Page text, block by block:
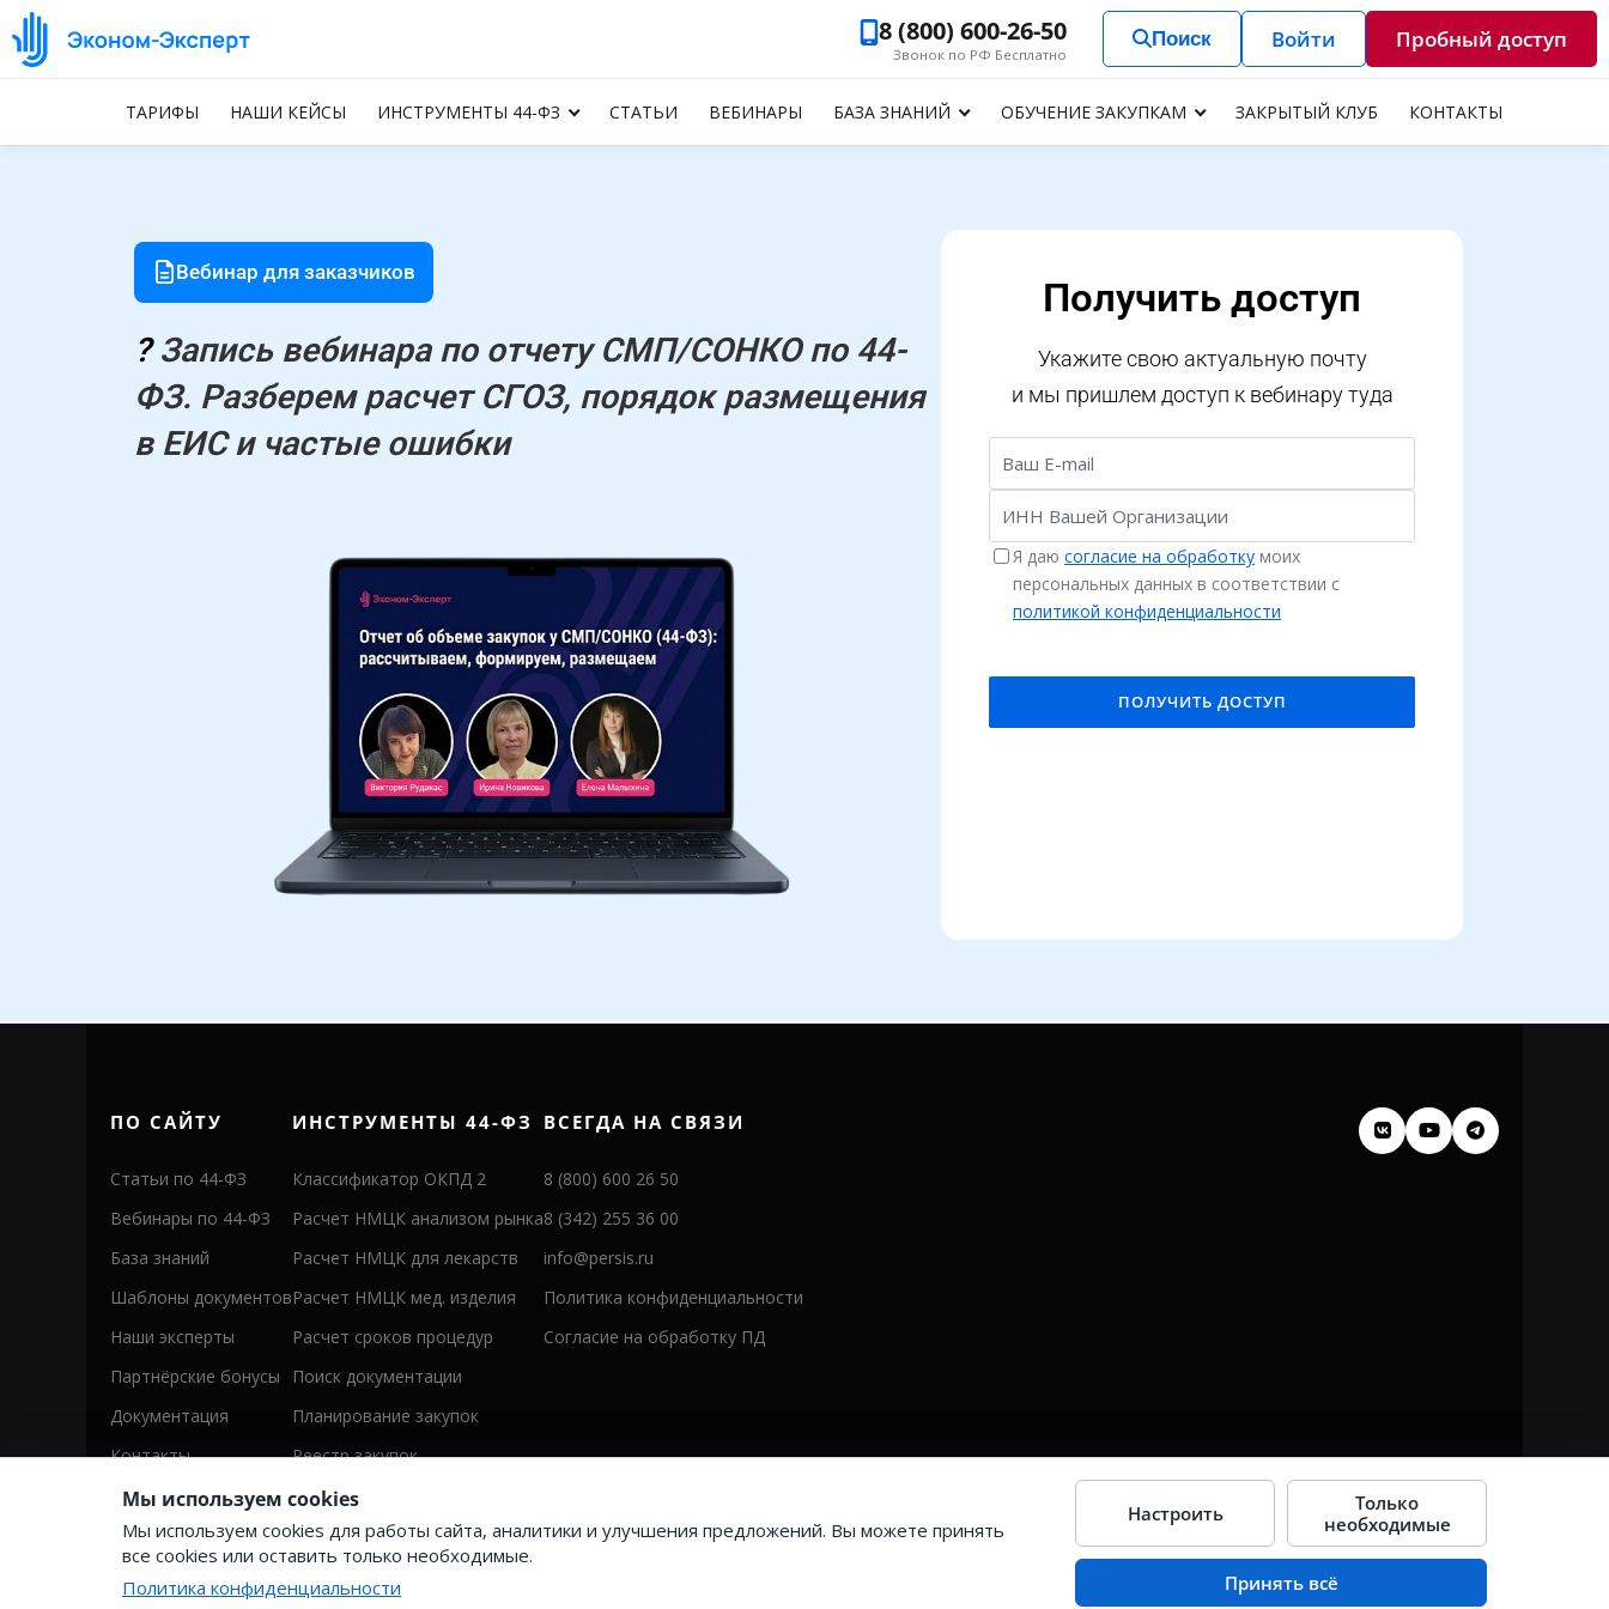
8 (800) 600-26-50
Звонок по РФ Бесплатно
Поиск Войти Пробный доступ
ТАРИФЫ НАШИ КЕЙСЫ ИНСТРУМЕНТЫ 44-ФЗ СТАТЬИ ВЕБИНАРЫ БАЗА ЗНАНИЙ ОБУЧЕНИЕ ЗАКУПКАМ ЗАКРЫТЫЙ КЛУБ КОНТАКТЫ
Вебинар для заказчиков
?Запись вебинара по отчету СМП/СОНКО по 44-
ФЗ. Разберем расчет СГОЗ, порядок размещения
в ЕИС и частые ошибки
Получить доступ
Укажите свою актуальную почту
и мы пришлем доступ к вебинару туда
Я даю согласие на обработку моих
персональных данных в соответствии с
политикой конфиденциальности
ПО САЙТУ
Статьи по 44-ФЗ
Вебинары по 44-ФЗ
База знаний
Шаблоны документов
Наши эксперты
Партнёрские бонусы
Документация
Контакты
ИНСТРУМЕНТЫ 44-ФЗ
Классификатор ОКПД 2
Расчет НМЦК анализом рынка
Расчет НМЦК для лекарств
Расчет НМЦК мед. изделия
Расчет сроков процедур
Поиск документации
Планирование закупок
Реестр закупок
ВСЕГДА НА СВЯЗИ
8 (800) 600 26 50
8 (342) 255 36 00
info@persis.ru
Политика конфиденциальности
Согласие на обработку ПД
Мы используем cookies
Мы используем cookies для работы сайта, аналитики и улучшения предложений. Вы можете принять
все cookies или оставить только необходимые.
Политика конфиденциальности
Настроить
Только
необходимые
Принять всё